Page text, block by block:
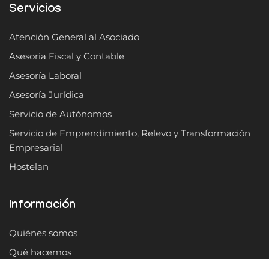
Servicios
Atención General al Asociado
Asesoría Fiscal y Contable
Asesoría Laboral
Asesoría Jurídica
Servicio de Autónomos
Servicio de Emprendimiento, Relevo y Transformación
Empresarial
Hostelan
Información
Quiénes somos
Qué hacemos